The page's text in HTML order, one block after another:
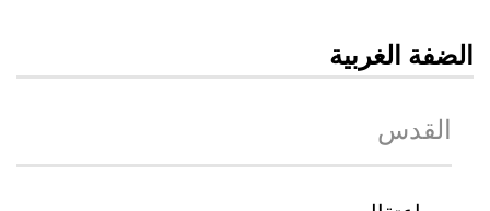
الضفة الغربية
القدس